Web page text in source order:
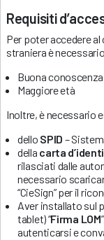
Requisiti
Per poter accedere al
straniera è
Buona
Maggiore età
Inoltre, è necessario
dello SPID –
della carta
rilasciati dalle
necessario
“CieSign” per il
Aver installato sul
tablet) “Firma LOM
autenticarsi e